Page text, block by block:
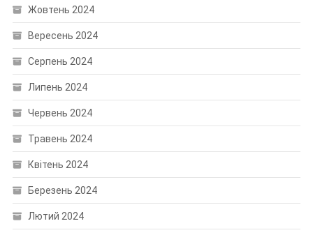
Жовтень 2024
Вересень 2024
Серпень 2024
Липень 2024
Червень 2024
Травень 2024
Квітень 2024
Березень 2024
Лютий 2024